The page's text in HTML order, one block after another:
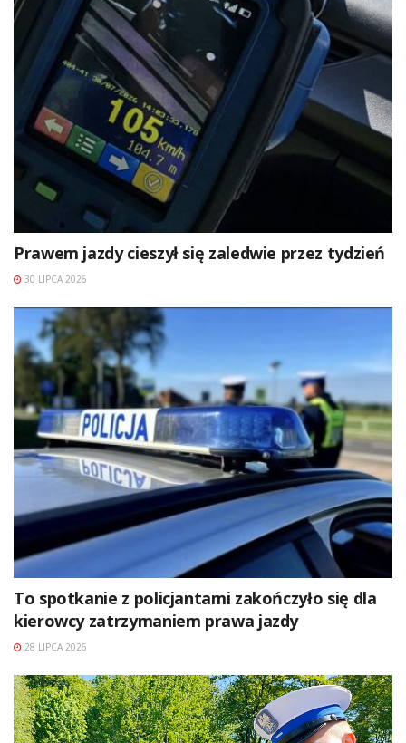
Prawem jazdy cieszył się zaledwie przez tydzień
30 LIPCA 2026
To spotkanie z policjantami zakończyło się dla
kierowcy zatrzymaniem prawa jazdy
28 LIPCA 2026